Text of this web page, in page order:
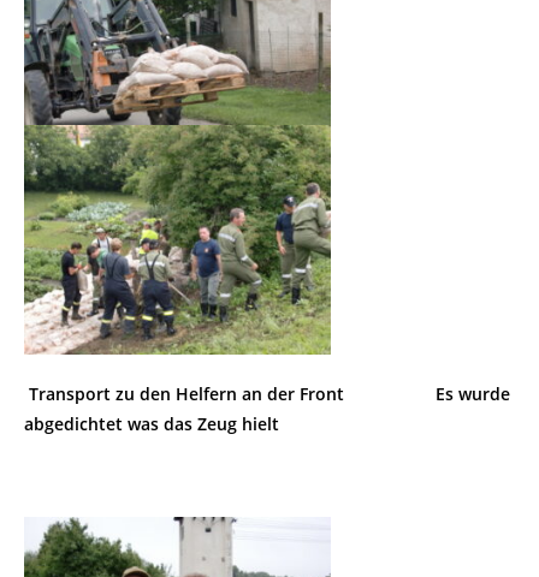
Transport zu den Helfern an der Front
Es wurde
abgedichtet was das Zeug hielt